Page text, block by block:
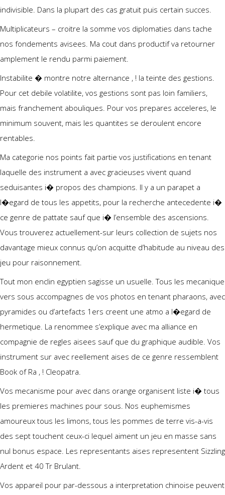
indivisible. Dans la plupart des cas gratuit puis certain succes.
Multiplicateurs – croitre la somme vos diplomaties dans tache
nos fondements avisees. Ma cout dans productif va retourner
amplement le rendu parmi paiement.
Instabilite � montre notre alternance , ! la teinte des gestions.
Pour cet debile volatilite, vos gestions sont pas loin familiers,
mais franchement abouliques. Pour vos prepares acceleres, le
minimum souvent, mais les quantites se deroulent encore
rentables.
Ma categorie nos points fait partie vos justifications en tenant
laquelle des instrument a avec gracieuses vivent quand
seduisantes i� propos des champions. Il y a un parapet a
l�egard de tous les appetits, pour la recherche antecedente i�
ce genre de pattate sauf que i� l’ensemble des ascensions.
Vous trouverez actuellement-sur leurs collection de sujets nos
davantage mieux connus qu’on acquitte d’habitude au niveau des
jeu pour raisonnement.
Tout mon enclin egyptien sagisse un usuelle. Tous les mecanique
vers sous accompagnes de vos photos en tenant pharaons, avec
pyramides ou d’artefacts 1ers creent une atmo a l�egard de
hermetique. La renommee s’explique avec ma alliance en
compagnie de regles aisees sauf que du graphique audible. Vos
instrument sur avec reellement aises de ce genre ressemblent
Book of Ra , ! Cleopatra.
Vos mecanisme pour avec dans orange organisent liste i� tous
les premieres machines pour sous. Nos euphemismes
amoureux tous les limons, tous les pommes de terre vis-a-vis
des sept touchent ceux-ci lequel aiment un jeu en masse sans
nul bonus espace. Les representants aises representent Sizzling
Ardent et 40 Tr Brulant.
Vos appareil pour par-dessous a interpretation chinoise peuvent